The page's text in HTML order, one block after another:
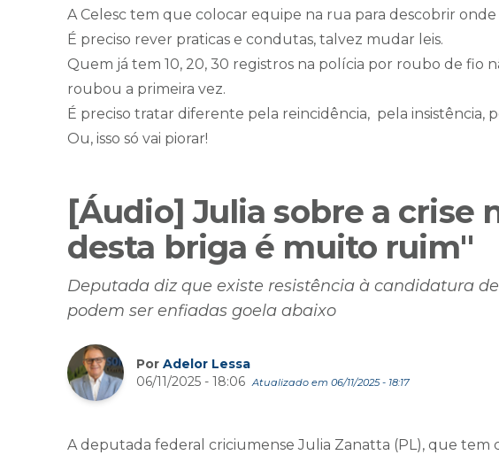
A Celesc tem que colocar equipe na rua para descobrir onde
É preciso rever praticas e condutas, talvez mudar leis.
Quem já tem 10, 20, 30 registros na polícia por roubo de fio
roubou a primeira vez.
É preciso tratar diferente pela reincidência, pela insistência,
Ou, isso só vai piorar!
[Áudio] Julia sobre a crise
desta briga é muito ruim"
Deputada diz que existe resistência à candidatura
podem ser enfiadas goela abaixo
Por Adelor Lessa
06/11/2025 - 18:06 Atualizado em 06/11/2025 - 18:17
A deputada federal criciumense Julia Zanatta (PL), que tem